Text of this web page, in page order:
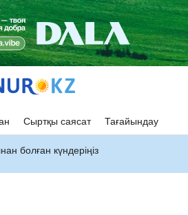
Сыртқы саясат Тағайындау
болған күндеріңіз